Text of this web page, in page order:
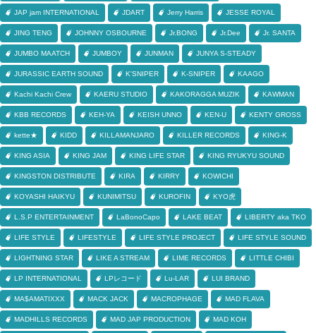
JAP jam INTERNATIONAL JDART Jerry Harris JESSE ROYAL
JING TENG JOHNNY OSBOURNE Jr.BONG Jr.Dee Jr. SANTA
JUMBO MAATCH JUMBOY JUNMAN JUNYA S-STEADY
JURASSIC EARTH SOUND K'SNIPER K-SNIPER KAAGO
Kachi Kachi Crew KAERU STUDIO KAKORAGGA MUZIK KAWMAN
KBB RECORDS KEH-YA KEISH UNNO KEN-U KENTY GROSS
kette★ KIDD KILLAMANJARO KILLER RECORDS KING-K
KING ASIA KING JAM KING LIFE STAR KING RYUKYU SOUND
KINGSTON DISTRIBUTE KIRA KIRRY KOWICHI
KOYASHI HAIKYU KUNIMITSU KUROFIN KYO虎
L.S.P ENTERTAINMENT LaBonoCapo LAKE BEAT LIBERTY aka TKO
LIFE STYLE LIFESTYLE LIFE STYLE PROJECT LIFE STYLE SOUND
LIGHTNING STAR LIKE A STREAM LIME RECORDS LITTLE CHIBI
LP INTERNATIONAL LPレコード Lu-LAR LUI BRAND
MA$AMATIXXX MACK JACK MACROPHAGE MAD FLAVA
MADHILLS RECORDS MAD JAP PRODUCTION MAD KOH